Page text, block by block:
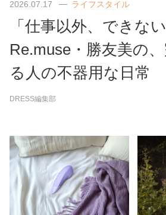
2026.07.17 ライフスタイル
「仕事以外、できな
Re.muse・勝友美の
る人の不器用な日常
DRESS編集部